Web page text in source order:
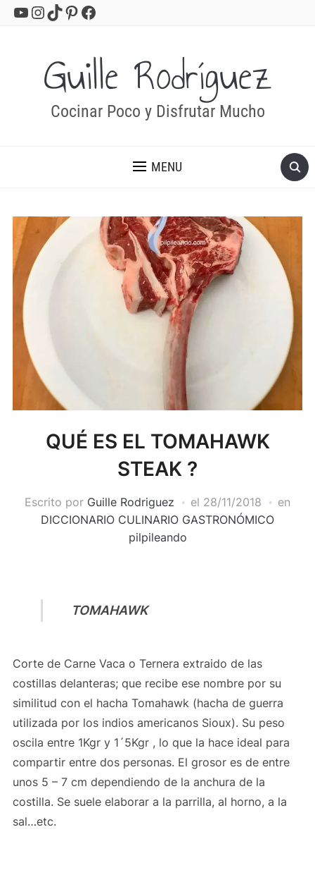
YouTube
Instagram
TikTok
Pinterest
Facebook
Guille Rodríguez
Cocinar Poco y Disfrutar Mucho
MENU
QUÉ ES EL TOMAHAWK
STEAK ?
Escrito por Guille Rodriguez el 28/11/2018
en
DICCIONARIO CULINARIO GASTRONÓMICO
pilpileando
TOMAHAWK
Corte de Carne Vaca o Ternera extraido de las
costillas delanteras; que recibe ese nombre por su
similitud con el hacha Tomahawk (hacha de guerra
utilizada por los indios americanos Sioux). Su peso
oscila entre 1Kgr y 1´5Kgr , lo que la hace ideal para
compartir entre dos personas. El grosor es de entre
unos 5 – 7 cm dependiendo de la anchura de la
costilla. Se suele elaborar a la parrilla, al horno, a la
sal…etc.